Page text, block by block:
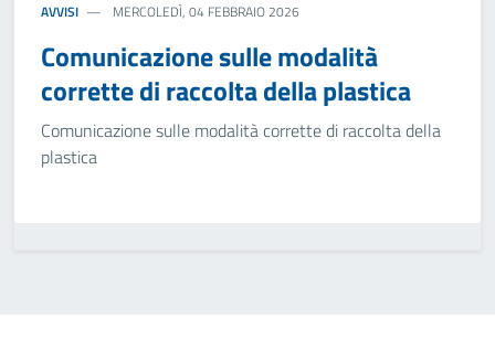
AVVISI MERCOLEDÌ, 04 FEBBRAIO 2026
Comunicazione sulle modalità
corrette di raccolta della plastica
Comunicazione sulle modalità corrette di raccolta della
plastica